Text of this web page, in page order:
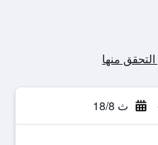
ث 18/8